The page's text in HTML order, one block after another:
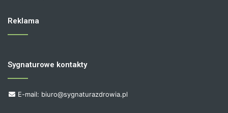
Reklama
Sygnaturowe kontakty
E-mail: biuro@sygnaturazdrowia.pl